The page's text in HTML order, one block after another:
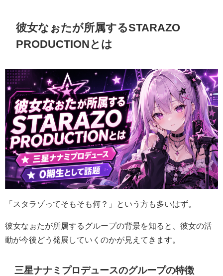
彼女なぉたが所属するSTARAZO
PRODUCTIONとは
「スタラゾってそもそも何？」という方も多いはず。
彼女なぉたが所属するグループの背景を知ると、彼女の活
動が今後どう発展していくのかが見えてきます。
三星ナナミプロデュースのグループの特徴